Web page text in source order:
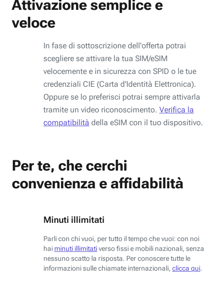
Attivazione semplice e
veloce
In fase di sottoscrizione dell'offerta potrai
scegliere se attivare la tua SIM/eSIM
velocemente e in sicurezza con SPID o le tue
credenziali CIE (Carta d'Identità Elettronica).
Oppure se lo preferisci potrai sempre attivarla
tramite un video riconoscimento. Verifica la
compatibilità della eSIM con il tuo dispositivo.
Per te, che cerchi
convenienza e affidabilità
Minuti illimitati
Parli con chi vuoi, per tutto il tempo che vuoi: con noi
hai minuti illimitativerso fissi e mobili nazionali, senza
nessuno scatto la risposta. Per conoscere tutte le
informazioni sulle chiamate internazionali, clicca qui.